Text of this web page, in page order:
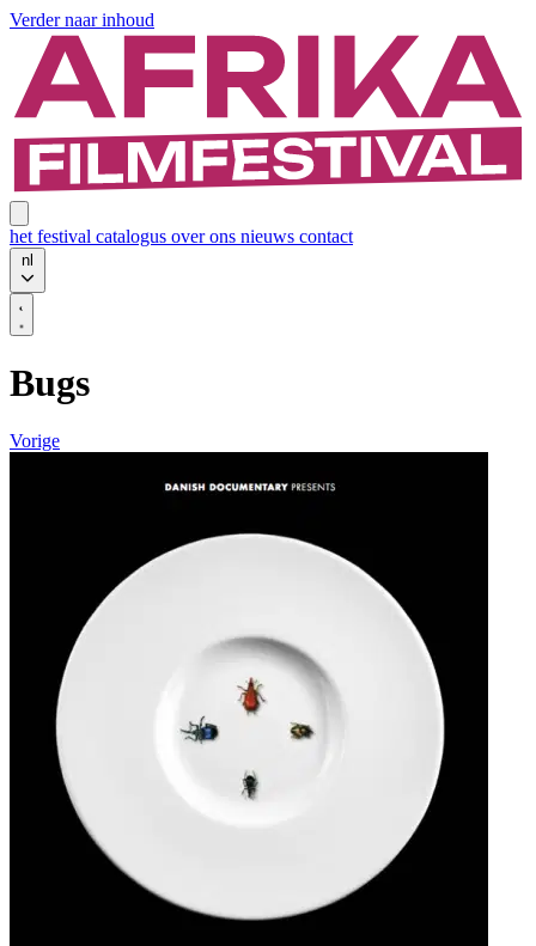
Verder naar inhoud
het festival catalogus over ons nieuws contact
nl
Bugs
Vorige